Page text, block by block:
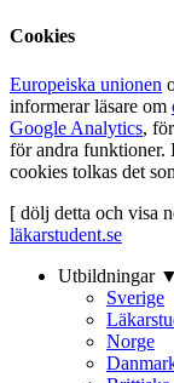
Cookies
Europeiska unionen
informerar läsare om
Google Analytics,
för andra funktioner.
cookies tolkas det
[ dölj detta och visa
läkarstudent.se
Utbildningar ▼
Sverige
Norge